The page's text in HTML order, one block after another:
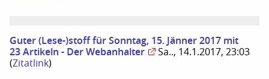
Guter (Lese-)stoff für Sonntag, 15. Jänner 2017 mit
23 Artikeln - Der Webanhalter
Sa.., 14.1.2017, 23:03
(Zitatlink)